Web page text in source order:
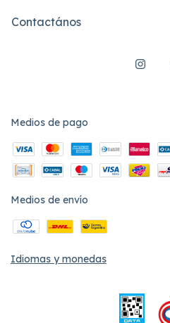
Contactános
Medios de pago
Medios de envío
Idiomas y monedas